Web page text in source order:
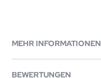
MEHR INFORMATIONEN
BEWERTUNGEN